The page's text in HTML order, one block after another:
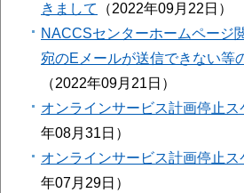
きまして
2022年09月22日
NACCSセンターホームページ
宛のEメールが送信できない等
2022年09月21日
オンラインサービス計画停止
年08月31日
オンラインサービス計画停止
年07月29日